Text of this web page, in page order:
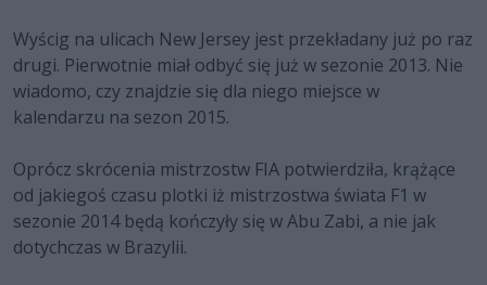
Wyścig na ulicach New Jersey jest przekładany już po raz
drugi. Pierwotnie miał odbyć się już w sezonie 2013. Nie
wiadomo, czy znajdzie się dla niego miejsce w
kalendarzu na sezon 2015.
Oprócz skrócenia mistrzostw FIA potwierdziła, krążące
od jakiegoś czasu plotki iż mistrzostwa świata F1 w
sezonie 2014 będą kończyły się w Abu Zabi, a nie jak
dotychczas w Brazylii.